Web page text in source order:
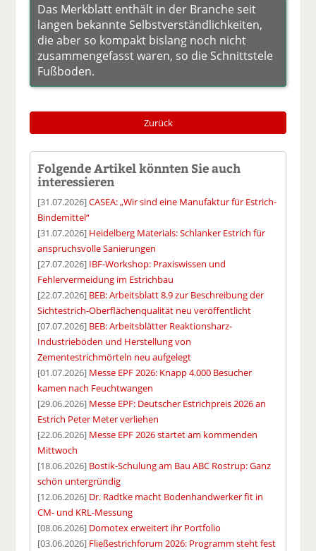
Das Merkblatt enthält in der Branche seit
langen bekannte Selbstverständlichkeiten,
die aber so kompakt bislang noch nicht
zusammengefasst waren, so die Schnittstele
Fußboden.
Zurück
Folgende Artikel könnten Sie auch
interessieren
[31.07.2026]CASEA: „Wir sind eine Manufaktur für Estrich-
Bindemittel“
[31.07.2026] Heidelberg Materials: Schlanker Estrich für
anspruchsvolle Sanierungen
[27.07.2026] IBF-Workshop: Praxiswissen und
Fehlervermeidung im Estrichbau
[22.07.2026] BEB: Arbeitsblatt 8.9 zur Beschreibung der
Sichtestrich-Oberflächenqualität neu veröffentlicht
[07.07.2026] BEB: Arbeitsblätter Reaktionsharz-
Industrieböden und Herstellung von
Zementestrichmörteln neu aufgelegt
[01.07.2026] Messe EPF 2026: Knapp 4.000 Besucher
kamen nach Feuchtwangen
[29.06.2026] Messe EPF: Deutscher Estrichpreis 2026 an
Estrich Peter Meter verliehen
[22.06.2026] Messe EPF 2026 startet am kommenden
Mittwoch
[18.06.2026] Bostik-Schulung am Bau ABC Rostrup: Ganz
schön untergründig
[12.06.2026] Dr. Radtke macht Bodenhandwerker fit in
CM- und KRL-Messung
[08.06.2026] Domotex erweitert ihr Portfolio
[03.06.2026] Fließestrichforum 2026: Programm steht fest